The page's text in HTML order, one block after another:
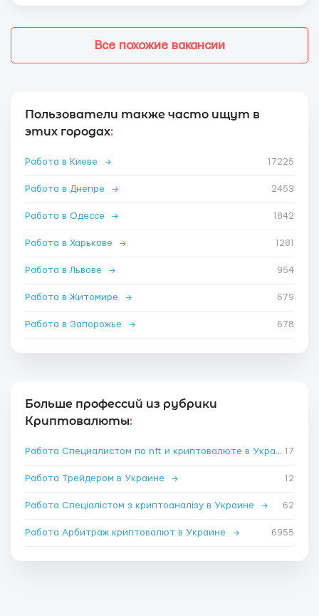
Все похожие вакансии
Пользователи также часто ищут в
этих городах:
Работа в Киеве → 17225
Работа в Днепре → 2453
Работа в Одессе → 1842
Работа в Харькове → 1281
Работа в Львове → 954
Работа в Житомире → 679
Работа в Запорожье → 678
Больше профессий из рубрики
Криптовалюты:
Работа Специалистом по nft и криптовалюте в Украине 17
Работа Трейдером в Украине → 12
Работа Спеціалістом з криптоаналізу в Украине → 62
Работа Арбитраж криптовалют в Украине → 6955